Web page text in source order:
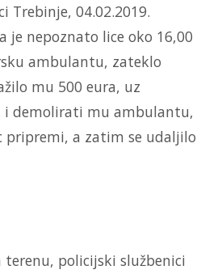
Trebinje, 04.02.2019.
je nepoznato lice oko 16,00
ambulantu, zateklo
mu 500 eura, uz
demolirati mu ambulantu,
pripremi, a zatim se udaljilo
policijski službenici